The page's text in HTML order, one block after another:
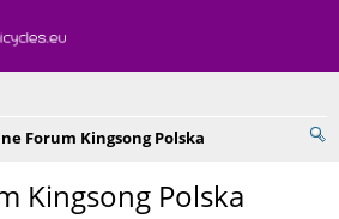
Forum Kingsong Polska
Kingsong Polska